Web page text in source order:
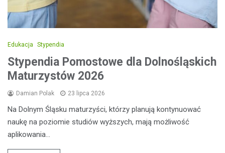
Edukacja Stypendia
Stypendia Pomostowe dla Dolnośląskich
Maturzystów 2026
Damian Polak 23 lipca 2026
Na Dolnym Śląsku maturzyści, którzy planują kontynuować
naukę na poziomie studiów wyższych, mają możliwość
aplikowania…